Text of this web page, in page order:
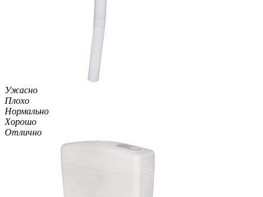
Ужасно
Плохо
Нормально
Хорошо
Отлично